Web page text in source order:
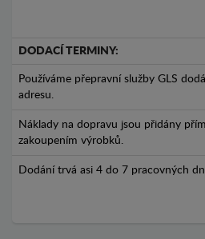
DODACÍ TERMINY:
Používáme přepravní služby GLS
adresu.
Náklady na dopravu jsou přidány
zakoupením výrobků.
Dodání trvá asi 4 do 7 pracovných